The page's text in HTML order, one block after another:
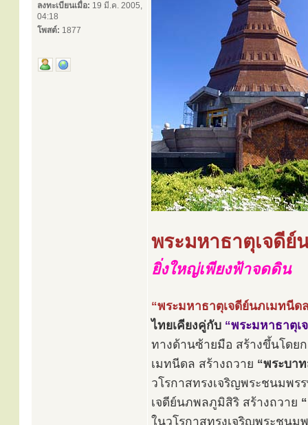
ลงทะเบียนเมื่อ: 19 มี.ค. 2005,
04:18
โพสต์: 1877
พระมหาธาตุเจดีย์
ยิ่งใหญ่เพียงฟ้าจดดิน
“พระมหาธาตุเจดีย์นภเมทนีด
ไทยเคียงคู่กับ “พระมหาธาตุ
ทางด้านซ้ายมือ สร้างขึ้นโดย
เมทนีดล สร้างถวาย “พระบา
วโรกาสทรงเจริญพระชนมพ
เจดีย์นภพลภูมิสิริ สร้างถวาย
ในวโรกาสทรงเจริญพระชน